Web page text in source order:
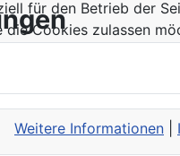
für den Betrieb der
Cookies zulassen
Weitere Informationen